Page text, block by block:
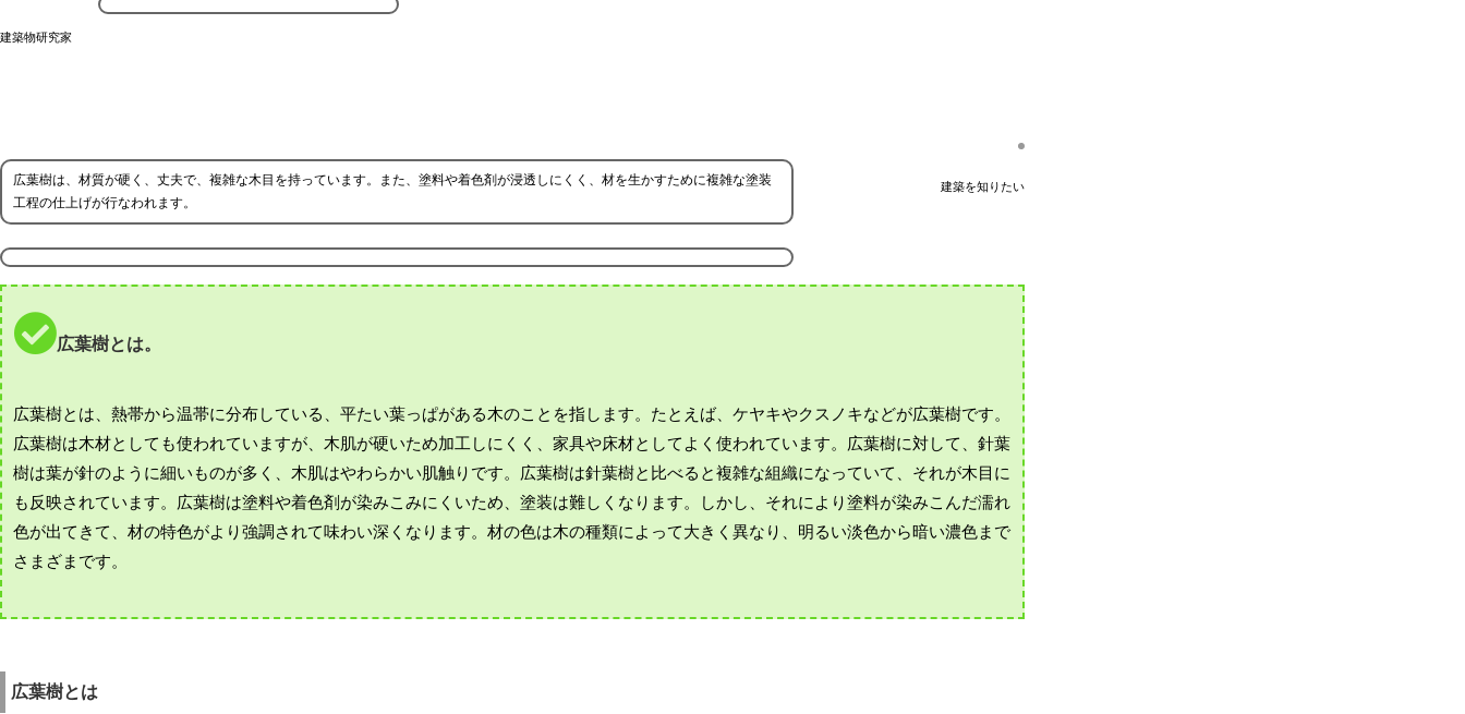
建築物研究家
建築を知りたい
広葉樹は、材質が硬く、丈夫で、複雑な木目を持っています。また、塗料や着色剤が浸透しにくく、材を生かすために複雑な塗装
工程の仕上げが行なわれます。
広葉樹とは。
広葉樹とは、熱帯から温帯に分布している、平たい葉っぱがある木のことを指します。たとえば、ケヤキやクスノキなどが広葉樹です。
広葉樹は木材としても使われていますが、木肌が硬いため加工しにくく、家具や床材としてよく使われています。広葉樹に対して、針葉
樹は葉が針のように細いものが多く、木肌はやわらかい肌触りです。広葉樹は針葉樹と比べると複雑な組織になっていて、それが木目に
も反映されています。広葉樹は塗料や着色剤が染みこみにくいため、塗装は難しくなります。しかし、それにより塗料が染みこんだ濡れ
色が出てきて、材の特色がより強調されて味わい深くなります。材の色は木の種類によって大きく異なり、明るい淡色から暗い濃色まで
さまざまです。
広葉樹とは